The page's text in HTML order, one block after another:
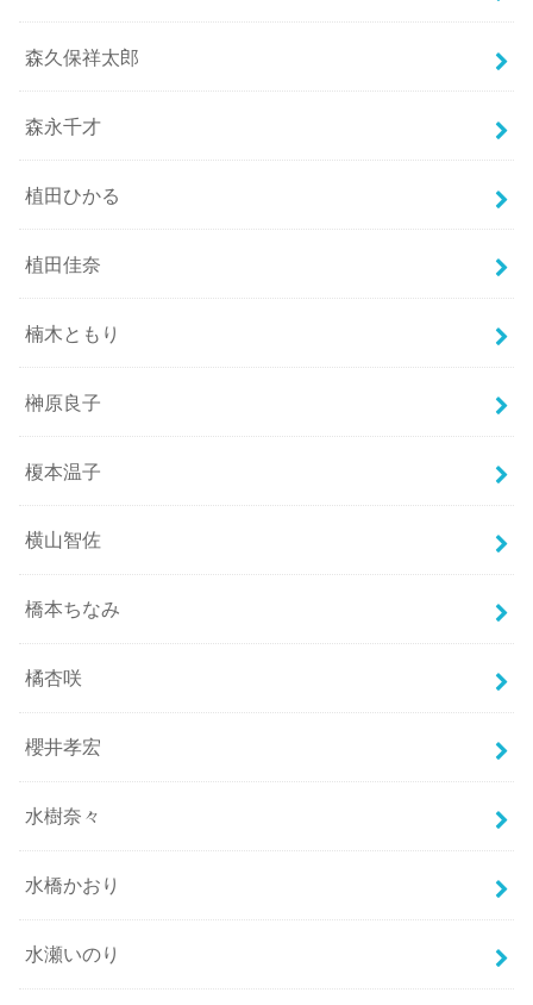
森久保祥太郎
森永千才
植田ひかる
植田佳奈
楠木ともり
榊原良子
榎本温子
横山智佐
橋本ちなみ
橘杏咲
櫻井孝宏
水樹奈々
水橋かおり
水瀬いのり